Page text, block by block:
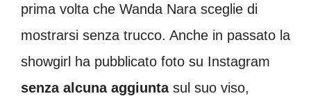
prima volta che Wanda Nara sceglie di
mostrarsi senza trucco. Anche in passato la
showgirl ha pubblicato foto su Instagram
senza alcuna aggiuntasul suo viso,